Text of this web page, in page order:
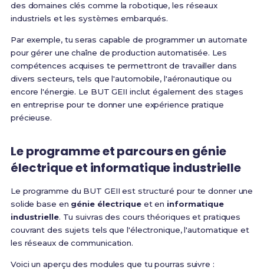
des domaines clés comme la robotique, les réseaux
industriels et les systèmes embarqués.
Par exemple, tu seras capable de programmer un automate
pour gérer une chaîne de production automatisée. Les
compétences acquises te permettront de travailler dans
divers secteurs, tels que l'automobile, l'aéronautique ou
encore l'énergie. Le BUT GEII inclut également des stages
en entreprise pour te donner une expérience pratique
précieuse.
Le programme et parcours en génie
électrique et informatique industrielle
Le programme du BUT GEII est structuré pour te donner une
solide base en génie électriqueet en informatique
industrielle. Tu suivras des cours théoriques et pratiques
couvrant des sujets tels que l'électronique, l'automatique et
les réseaux de communication.
Voici un aperçu des modules que tu pourras suivre :